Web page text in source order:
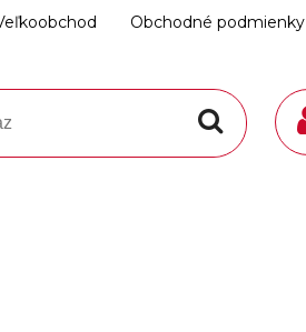
Obchodné podmienky